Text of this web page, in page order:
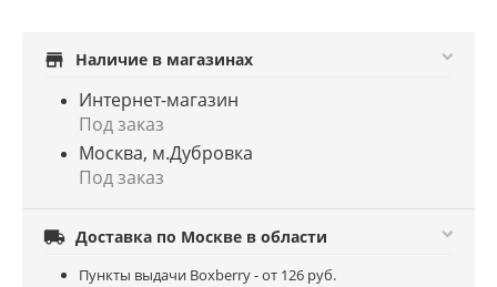
store Наличие в магазинах
Интернет-магазин
Под заказ
Москва, м.Дубровка
Под заказ
 Доставка по Москве в области
Пункты выдачи Boxberry - от 126 руб.